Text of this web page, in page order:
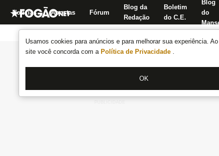
Usamos cookies para anúncios e para melhorar sua experiência.
site você concorda com a Política de Privacidade .
OK
Notícias Apostas Fórum
Blog da
Redação
Boletim
do C.E.
Blog
do